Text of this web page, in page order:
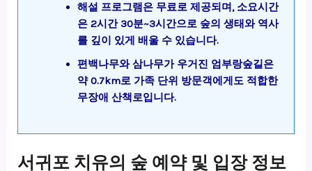
해설 프로그램은 무료로 제공되며, 소요시간
은 2시간 30분~3시간으로 숲의 생태와 역사
를 깊이 있게 배울 수 있습니다.
편백나무와 삼나무가 우거진 엄부랑숲길은
약 0.7km로 가족 단위 방문객에게도 적합한
무장애 산책로입니다.
서귀포 치유의 숲 예약 및 입장 정보